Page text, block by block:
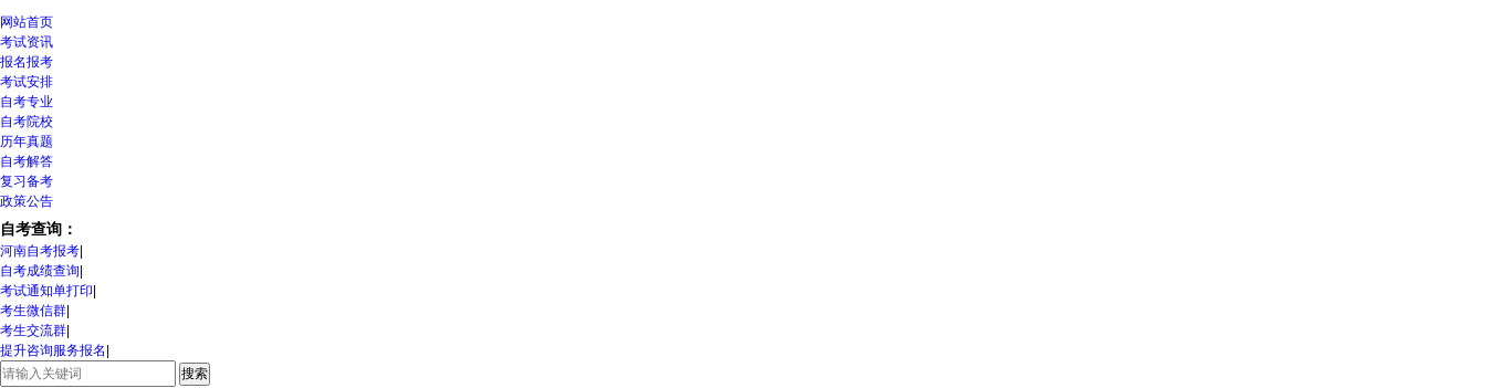
网站首页
考试资讯
报名报考
考试安排
自考专业
自考院校
历年真题
自考解答
复习备考
政策公告
自考查询：
河南自考报考
自考成绩查询
考试通知单打印
考生微信群
考生交流群
提升咨询服务报名